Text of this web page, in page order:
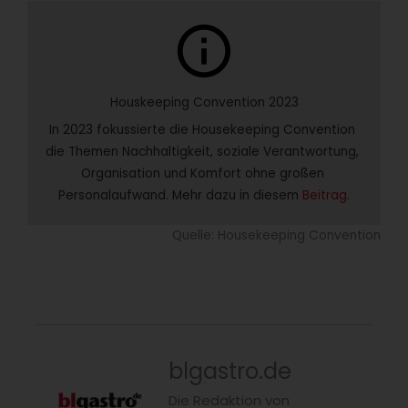
info
Houskeeping Convention 2023
In 2023 fokussierte die Housekeeping Convention
die Themen Nachhaltigkeit, soziale Verantwortung,
Organisation und Komfort ohne großen
Personalaufwand. Mehr dazu in diesem Beitrag.
Quelle: Housekeeping Convention
blgastro.de
Die Redaktion von